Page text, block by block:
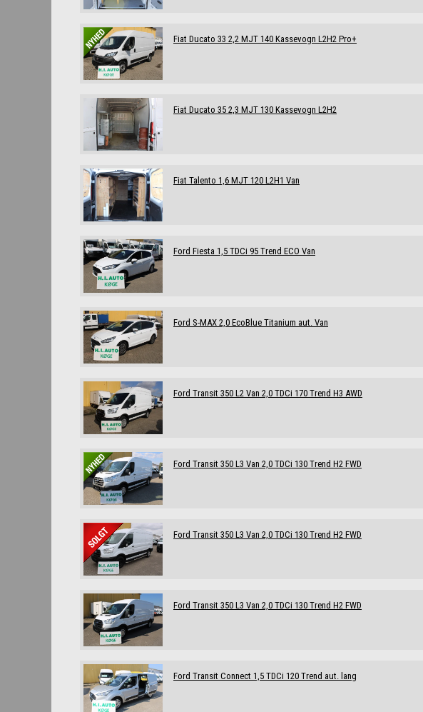
Fiat Ducato 33 2,2 MJT 140 Kassevogn L2H2 Pro+
Fiat Ducato 35 2,3 MJT 130 Kassevogn L2H2
Fiat Talento 1,6 MJT 120 L2H1 Van
Ford Fiesta 1,5 TDCi 95 Trend ECO Van
Ford S-MAX 2,0 EcoBlue Titanium aut. Van
Ford Transit 350 L2 Van 2,0 TDCi 170 Trend H3 AWD
Ford Transit 350 L3 Van 2,0 TDCi 130 Trend H2 FWD
Ford Transit 350 L3 Van 2,0 TDCi 130 Trend H2 FWD
Ford Transit 350 L3 Van 2,0 TDCi 130 Trend H2 FWD
Ford Transit Connect 1,5 TDCi 120 Trend aut. lang